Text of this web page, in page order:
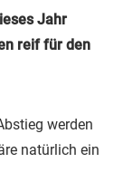
Jahr
reif für den
werden
natürlich ein